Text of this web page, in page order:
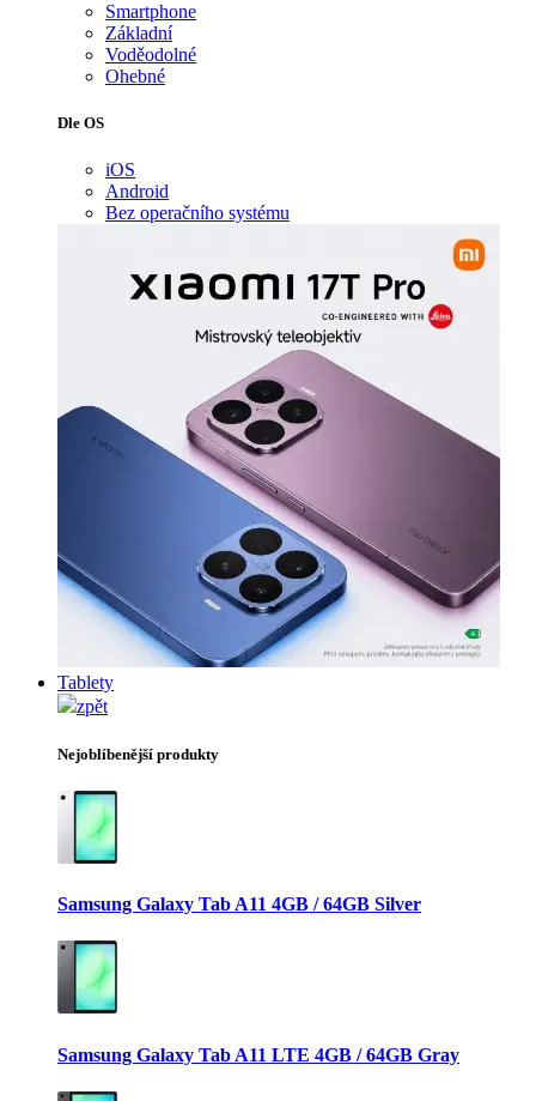
Smartphone
Základní
Voděodolné
Ohebné
Dle OS
iOS
Android
Bez operačního systému
Tablety
zpět
Nejoblíbenější produkty
Samsung Galaxy Tab A11 4GB / 64GB Silver
Samsung Galaxy Tab A11 LTE 4GB / 64GB Gray